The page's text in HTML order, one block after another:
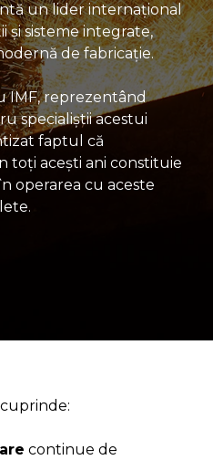
un lider internaţional
şi sisteme integrate,
de fabricaţie.
IMF, reprezentând
specialiştii acestui
faptul că
toţi aceşti ani constituie
operarea cu aceste
continue de